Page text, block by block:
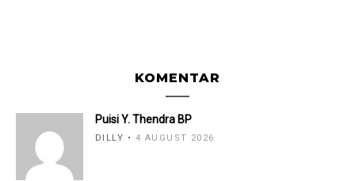
KOMENTAR
Puisi Y. Thendra BP
DILLY 4 AUGUST 2026